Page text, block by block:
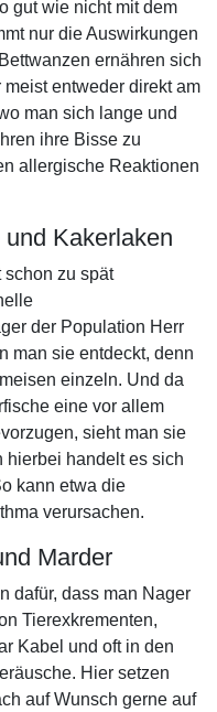
gut wie nicht mit dem
nur die Auswirkungen
ernähren sich
entweder direkt am
man sich lange und
ihre Bisse zu
allergische Reaktionen
Kakerlaken
schon zu spät
der Population Herr
man sie entdeckt, denn
einzeln. Und da
eine vor allem
sieht man sie
hierbei handelt es sich
kann etwa die
verursachen.
Marder
dafür, dass man Nager
Tierexkrementen,
Kabel und oft in den
Hier setzen
auf Wunsch gerne auf